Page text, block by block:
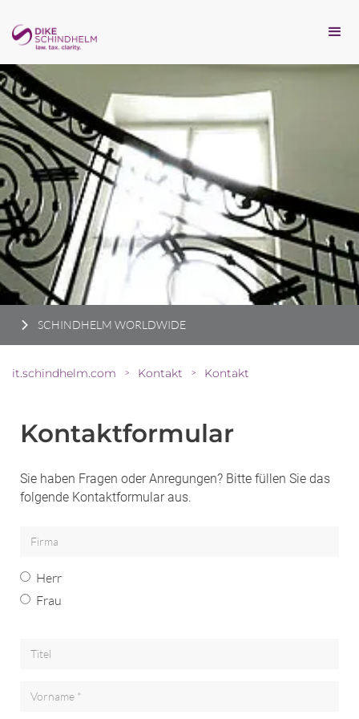
SCHINDHELM WORLDWIDE
it.schindhelm.com > Kontakt > Kontakt
Kontaktformular
Sie haben Fragen oder Anregungen? Bitte füllen Sie das
folgende Kontaktformular aus.
Firma
Herr
Frau
Titel
Vorname *